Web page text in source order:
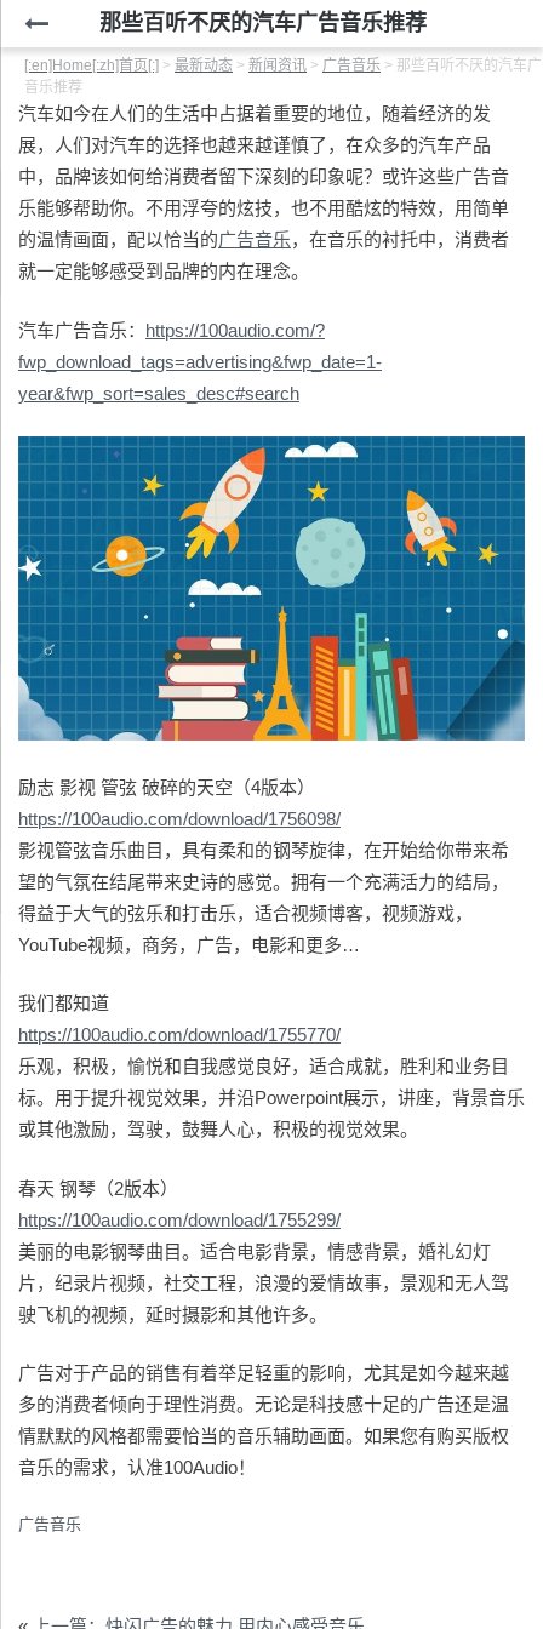
那些百听不厌的汽车广告音乐推荐
[:en]Home[:zh]首页[:] > 最新动态 > 新闻资讯 > 广告音乐 > 那些百听不厌的汽车
音乐推荐
汽车如今在人们的生活中占据着重要的地位，随着经济的发
展，人们对汽车的选择也越来越谨慎了，在众多的汽车产品
中，品牌该如何给消费者留下深刻的印象呢？或许这些广告音
乐能够帮助你。不用浮夸的炫技，也不用酷炫的特效，用简单
的温情画面，配以恰当的广告音乐，在音乐的衬托中，消费者
就一定能够感受到品牌的内在理念。
汽车广告音乐： https://100audio.com/?
fwp_download_tags=advertising&fwp_date=1-
year&fwp_sort=sales_desc#search
励志 影视 管弦 破碎的天空（4版本）
https://100audio.com/download/1756098/
影视管弦音乐曲目，具有柔和的钢琴旋律，在开始给你带来希
望的气氛在结尾带来史诗的感觉。拥有一个充满活力的结局，
得益于大气的弦乐和打击乐，适合视频博客，视频游戏，
YouTube视频，商务，广告，电影和更多…
我们都知道
https://100audio.com/download/1755770/
乐观，积极，愉悦和自我感觉良好，适合成就，胜利和业务目
标。用于提升视觉效果，并沿Powerpoint展示，讲座，背景音乐
或其他激励，驾驶，鼓舞人心，积极的视觉效果。
春天 钢琴（2版本）
https://100audio.com/download/1755299/
美丽的电影钢琴曲目。适合电影背景，情感背景，婚礼幻灯
片，纪录片视频，社交工程，浪漫的爱情故事，景观和无人驾
驶飞机的视频，延时摄影和其他许多。
广告对于产品的销售有着举足轻重的影响，尤其是如今越来越
多的消费者倾向于理性消费。无论是科技感十足的广告还是温
情默默的风格都需要恰当的音乐辅助画面。如果您有购买版权
音乐的需求，认准100Audio！
广告音乐